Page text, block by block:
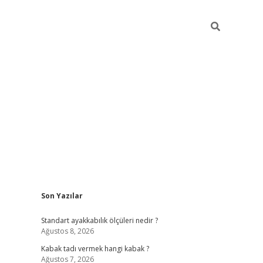
Sidebar
Son Yazılar
Standart ayakkabılık ölçüleri nedir ?
Ağustos 8, 2026
Kabak tadı vermek hangi kabak ?
Ağustos 7, 2026